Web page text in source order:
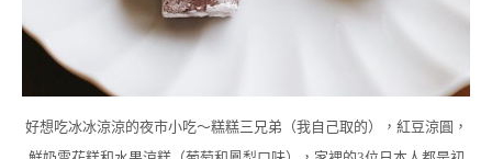
好想吃冰冰涼涼的夜市小吃～糕糕三兄弟（我自己取的），紅豆涼圓，